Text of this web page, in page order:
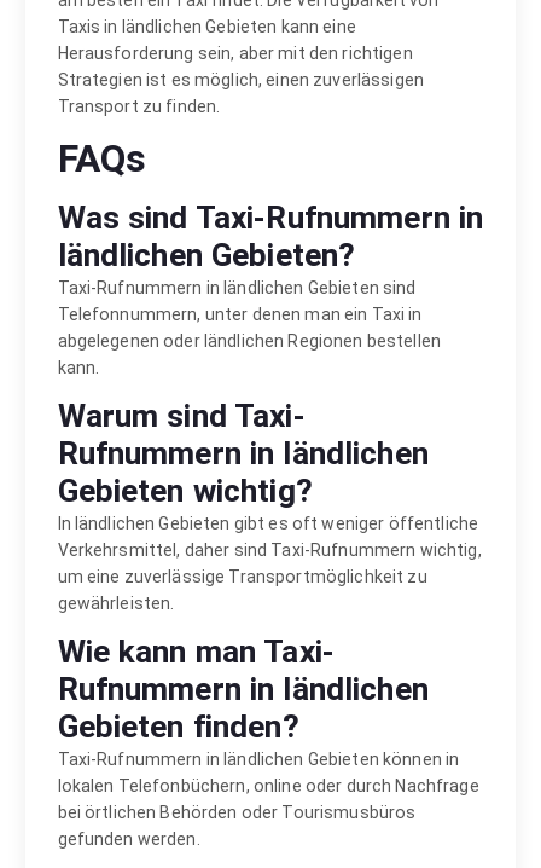
Taxis in ländlichen Gebieten kann eine
Herausforderung sein, aber mit den richtigen
Strategien ist es möglich, einen zuverlässigen
Transport zu finden.
FAQs
Was sind Taxi-Rufnummern in
ländlichen Gebieten?
Taxi-Rufnummern in ländlichen Gebieten sind
Telefonnummern, unter denen man ein Taxi in
abgelegenen oder ländlichen Regionen bestellen
kann.
Warum sind Taxi-
Rufnummern in ländlichen
Gebieten wichtig?
In ländlichen Gebieten gibt es oft weniger öffentliche
Verkehrsmittel, daher sind Taxi-Rufnummern wichtig,
um eine zuverlässige Transportmöglichkeit zu
gewährleisten.
Wie kann man Taxi-
Rufnummern in ländlichen
Gebieten finden?
Taxi-Rufnummern in ländlichen Gebieten können in
lokalen Telefonbüchern, online oder durch Nachfrage
bei örtlichen Behörden oder Tourismusbüros
gefunden werden.